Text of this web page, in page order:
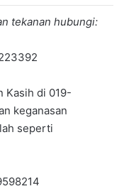
tekanan hubungi:
Kasih di 019-
keganasan
seperti